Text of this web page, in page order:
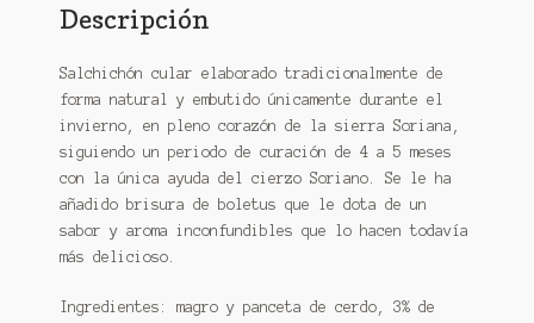
Descripción
Salchichón cular elaborado tradicionalmente de
forma natural y embutido únicamente durante el
invierno, en pleno corazón de la sierra Soriana,
siguiendo un periodo de curación de 4 a 5 meses
con la única ayuda del cierzo Soriano. Se le ha
añadido brisura de boletus que le dota de un
sabor y aroma inconfundibles que lo hacen todavía
más delicioso.
Ingredientes: magro y panceta de cerdo, 3% de